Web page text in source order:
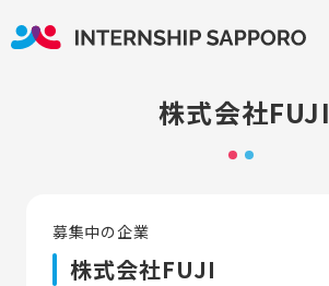
株式会社FUJI
募集中の企業
株式会社FUJI